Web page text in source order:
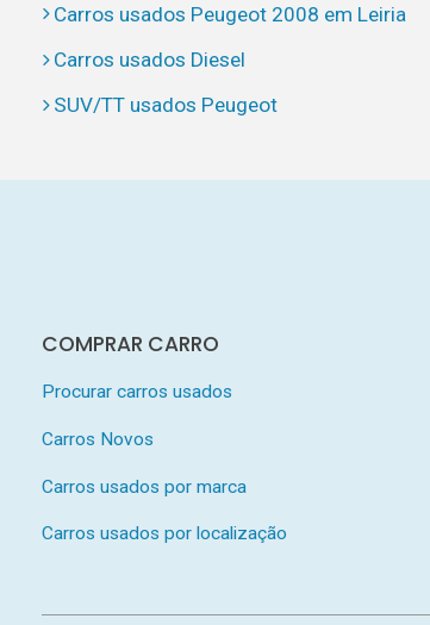
Carros usados Peugeot 2008 em Leiria
Carros usados Diesel
SUV/TT usados Peugeot
COMPRAR CARRO
Procurar carros usados
Carros Novos
Carros usados por marca
Carros usados por localização